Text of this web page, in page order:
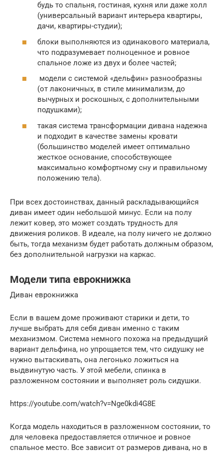
будь то спальня, гостиная, кухня или даже холл
(универсальный вариант интерьера квартиры,
дачи, квартиры-студии);
блоки выполняются из одинакового материала,
что подразумевает полноценное и ровное
спальное ложе из двух и более частей;
модели с системой «дельфин» разнообразны
(от лаконичных, в стиле минимализм, до
вычурных и роскошных, с дополнительными
подушками);
такая система трансформации дивана надежна
и подходит в качестве замены кровати
(большинство моделей имеет оптимально
жесткое основание, способствующее
максимально комфортному сну и правильному
положению тела).
При всех достоинствах, данный раскладывающийся
диван имеет один небольшой минус. Если на полу
лежит ковер, это может создать трудность для
движения роликов. В идеале, на полу ничего не должно
быть, тогда механизм будет работать должным образом,
без дополнительной нагрузки на каркас.
Модели типа еврокнижка
Диван еврокнижка
Если в вашем доме проживают старики и дети, то
лучше выбрать для себя диван именно с таким
механизмом. Система немного похожа на предыдущий
вариант дельфина, но упрощается тем, что сидушку не
нужно вытаскивать, она легонько ложиться на
выдвинутую часть. У этой мебели, спинка в
разложенном состоянии и выполняет роль сидушки.
https://youtube.com/watch?v=Nge0kdi4G8E
Когда модель находиться в разложенном состоянии, то
для человека предоставляется отличное и ровное
спальное место. Все зависит от размеров дивана, но в